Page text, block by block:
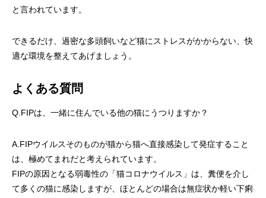
と言われています。
できるだけ、過密な多頭飼いなど猫にストレスがかからない、快
適な環境を整えてあげましょう。
よくある質問
Q.FIPは、一緒に住んでいる他の猫にうつりますか？
A.FIPウイルスそのものが猫から猫へ直接感染して発症すること
は、極めてまれだと考えられています。
FIPの原因となる弱毒性の「猫コロナウイルス」は、糞便を介し
て多くの猫に感染しますが、ほとんどの場合は無症状か軽い下痢